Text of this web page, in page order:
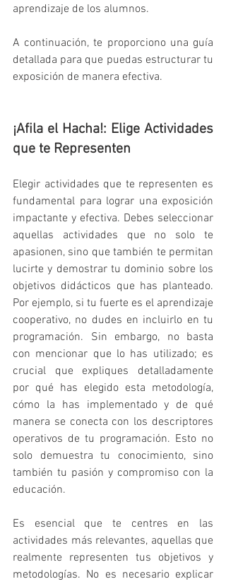
aprendizaje de los alumnos.
A continuación, te proporciono una guía
detallada para que puedas estructurar tu
exposición de manera efectiva.
¡Afila el Hacha!: Elige Actividades
que te Representen
Elegir actividades que te representen es
fundamental para lograr una exposición
impactante y efectiva. Debes seleccionar
aquellas actividades que no solo te
apasionen, sino que también te permitan
lucirte y demostrar tu dominio sobre los
objetivos didácticos que has planteado.
Por ejemplo, si tu fuerte es el aprendizaje
cooperativo, no dudes en incluirlo en tu
programación. Sin embargo, no basta
con mencionar que lo has utilizado; es
crucial que expliques detalladamente
por qué has elegido esta metodología,
cómo la has implementado y de qué
manera se conecta con los descriptores
operativos de tu programación. Esto no
solo demuestra tu conocimiento, sino
también tu pasión y compromiso con la
educación.
Es esencial que te centres en las
actividades más relevantes, aquellas que
realmente representen tus objetivos y
metodologías. No es necesario explicar